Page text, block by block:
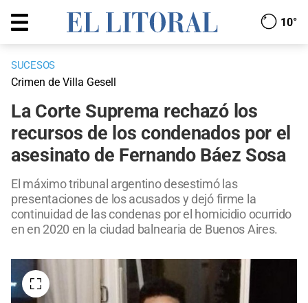
10°
SUCESOS
Crimen de Villa Gesell
La Corte Suprema rechazó los
recursos de los condenados por el
asesinato de Fernando Báez Sosa
El máximo tribunal argentino desestimó las
presentaciones de los acusados y dejó firme la
continuidad de las condenas por el homicidio ocurrido
en en 2020 en la ciudad balnearia de Buenos Aires.